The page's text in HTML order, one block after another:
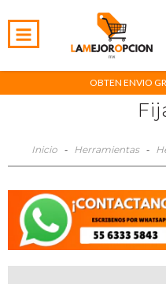
OBTEN ENVIO
Inicio - Herramientas -